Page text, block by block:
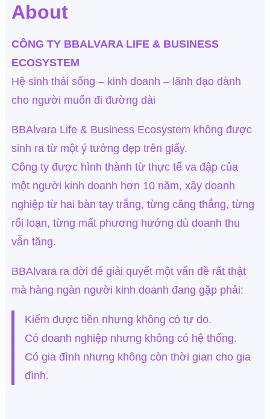
About
CÔNG TY BBALVARA LIFE & BUSINESS
ECOSYSTEM
Hệ sinh thái sống – kinh doanh – lãnh đạo dành
cho người muốn đi đường dài
BBAlvara Life & Business Ecosystem không được
sinh ra từ một ý tưởng đẹp trên giấy.
Công ty được hình thành từ thực tế va đập của
một người kinh doanh hơn 10 năm, xây doanh
nghiệp từ hai bàn tay trắng, từng căng thẳng, từng
rối loạn, từng mất phương hướng dù doanh thu
vẫn tăng.
BBAlvara ra đời để giải quyết một vấn đề rất thật
mà hàng ngàn người kinh doanh đang gặp phải:
Kiếm được tiền nhưng không có tự do.
Có doanh nghiệp nhưng không có hệ thống.
Có gia đình nhưng không còn thời gian cho gia
đình.